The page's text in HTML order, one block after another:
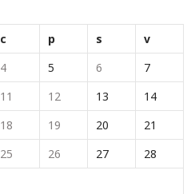
c p s
v
4 5 6
7
11 12 13
14
18 19 20
21
25 26 27
28